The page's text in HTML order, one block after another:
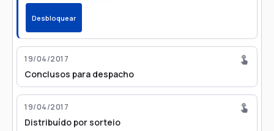
Desbloquear
19/04/2017
Conclusos para despacho
19/04/2017
Distribuído por sorteio